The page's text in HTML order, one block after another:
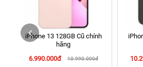
24h Vũng Tàu: 162A Ba Cu, Vũng Tàu,
Tàu cũ)
198 Hoàng Văn Thụ, Tân Sơn Nhất, Hồ
iPhone 13 128GB Cũ chính
hãng
6.990.000đ
10.990.000đ